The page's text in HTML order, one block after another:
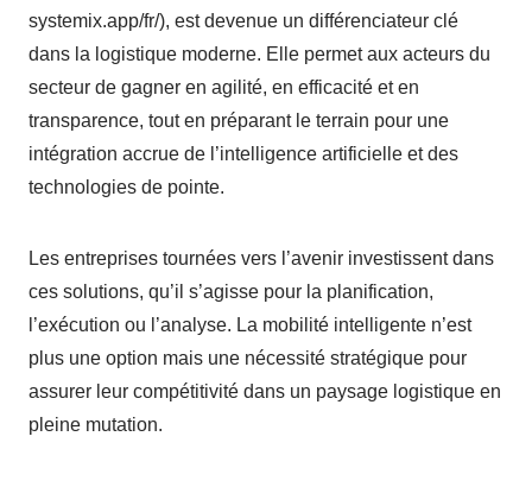
systemix.app/fr/), est devenue un différenciateur clé
dans la logistique moderne. Elle permet aux acteurs du
secteur de gagner en agilité, en efficacité et en
transparence, tout en préparant le terrain pour une
intégration accrue de l’intelligence artificielle et des
technologies de pointe.
Les entreprises tournées vers l’avenir investissent dans
ces solutions, qu’il s’agisse pour la planification,
l’exécution ou l’analyse. La mobilité intelligente n’est
plus une option mais une nécessité stratégique pour
assurer leur compétitivité dans un paysage logistique en
pleine mutation.